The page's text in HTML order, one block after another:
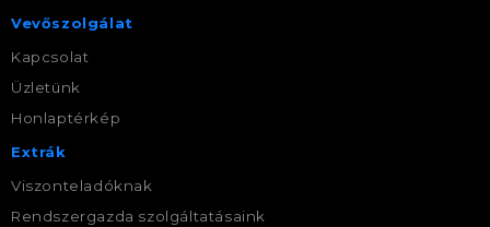
Vevőszolgálat
Kapcsolat
Üzletünk
Honlaptérkép
Extrák
Viszonteladóknak
Rendszergazda szolgáltatásaink